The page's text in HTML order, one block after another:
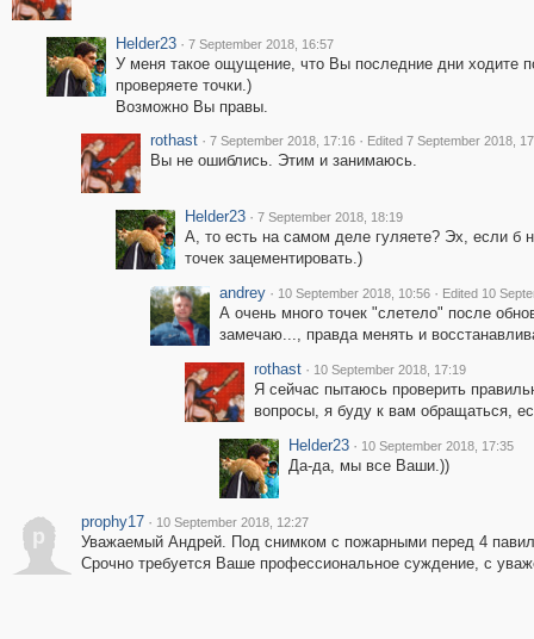
Helder23 · 7 September 2018, 16:57
У меня такое ощущение, что Вы последние дни ходите
проверяете точки.)
Возможно Вы правы.
rothast · 7 September 2018, 17:16 · Edited 7 September 2018,
Вы не ошиблись. Этим и занимаюсь.
Helder23 · 7 September 2018, 18:19
А, то есть на самом деле гуляете? Эх, если б
точек зацементировать.)
andrey · 10 September 2018, 10:56 · Edited 10
А очень много точек "слетело" после
замечаю..., правда менять и
rothast · 10 September 2018, 17:19
Я сейчас пытаюсь проверить
вопросы, я буду к вам обращаться,
Helder23 · 10 September 2018, 17:35
Да-да, мы все Ваши.))
p
prophy17 · 10 September 2018, 12:27
Уважаемый Андрей. Под снимком с пожарными перед 4
Срочно требуется Ваше профессиональное суждение, с